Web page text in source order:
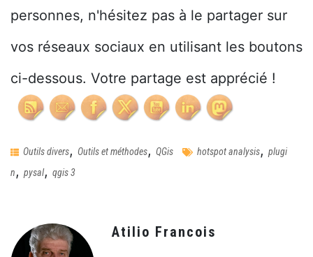
personnes, n'hésitez pas à le partager sur
vos réseaux sociaux en utilisant les boutons
ci-dessous. Votre partage est apprécié !
Outils divers, Outils et méthodes, QGis hotspot analysis, plugi
n, pysal, qgis 3
Atilio Francois